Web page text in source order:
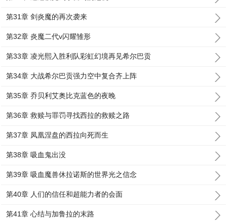
第31章 剑炎魔的再次袭来
第32章 炎魔二代v闪耀雏形
第33章 凌光熙入胜利队彩虹幻境再见希尔巴贡
第34章 大战希尔巴贡强力空中复合齐上阵
第35章 乔贝利艾奥比克蓝色的夜晚
第36章 救赎与罪罚寻找西拉的救赎之路
第37章 凤凰涅盘的西拉向死而生
第38章 吸血鬼出没
第39章 吸血魔兽休拉诺斯的世界光之信念
第40章 人们的信任和超能力者的会面
第41章 心结与加鲁拉的末路